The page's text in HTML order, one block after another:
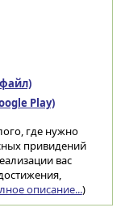
Play)
где нужно
привидений
вас
описание...)